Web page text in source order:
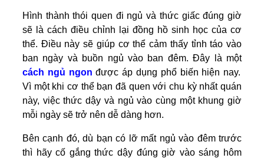
Hình thành thói quen đi ngủ và thức giấc đúng giờ
sẽ là cách điều chỉnh lại đồng hồ sinh học của cơ
thể. Điều này sẽ giúp cơ thể cảm thấy tỉnh táo vào
ban ngày và buồn ngủ vào ban đêm. Đây là một
cách ngủ ngon được áp dụng phổ biến hiện nay.
Vì một khi cơ thể bạn đã quen với chu kỳ nhất quán
này, việc thức dậy và ngủ vào cùng một khung giờ
mỗi ngày sẽ trở nên dễ dàng hơn.
Bên cạnh đó, dù bạn có lỡ mất ngủ vào đêm trước
thì hãy cố gắng thức dậy đúng giờ vào sáng hôm